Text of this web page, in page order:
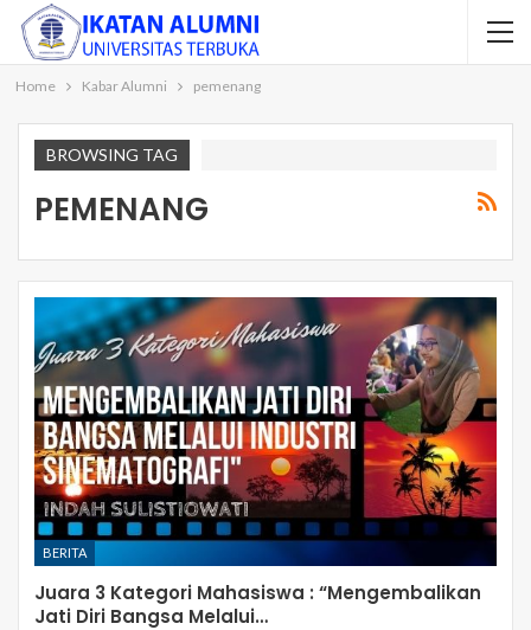
Home Kabar Alumni pemenang
BROWSING TAG
PEMENANG
BERITA
Juara 3 Kategori Mahasiswa : “Mengembalikan
Jati Diri Bangsa Melalui…